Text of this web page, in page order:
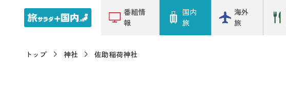
番組情
報
国内
旅
海外
旅
トップ 神社 佐助稲荷神社